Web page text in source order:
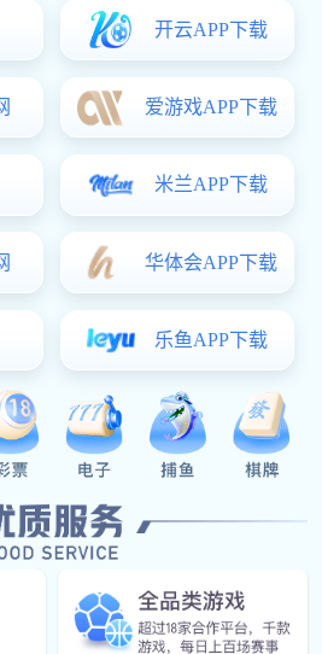
DK619-2-1D搭扣
￥2.50
DK615把手